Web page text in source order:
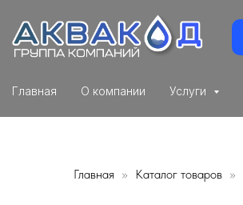
Главная О компании Услуги
Главная Каталог товаров